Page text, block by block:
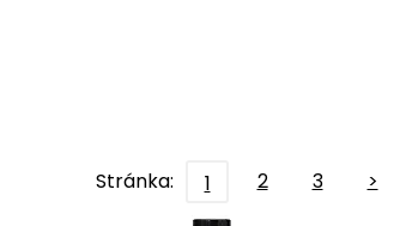
Stránka: 1 2 3 >